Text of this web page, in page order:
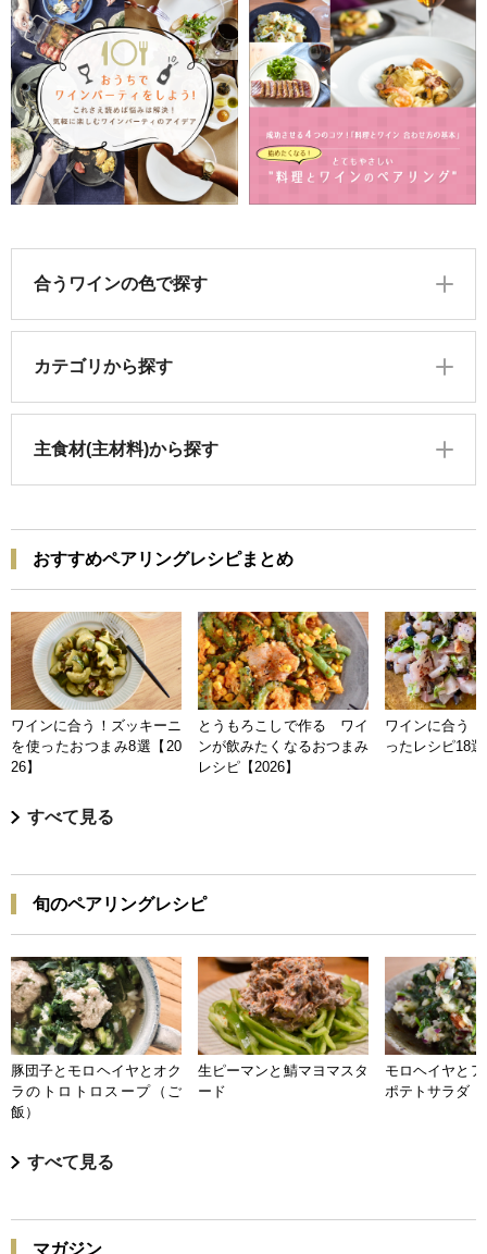
合うワインの色で探す
カテゴリから探す
主食材(主材料)から探す
おすすめペアリングレシピまとめ
ワインに合う！ズッキーニ
を使ったおつまみ8選【20
26】
とうもろこしで作る ワイ
ンが飲みたくなるおつまみ
レシピ【2026】
ワインに合う
ったレシピ18
すべて見る
旬のペアリングレシピ
豚団子とモロヘイヤとオク
ラのトロトロスープ（ご
飯）
生ピーマンと鯖マヨマスタ
ード
モロヘイヤと
ポテトサラダ
すべて見る
マガジン